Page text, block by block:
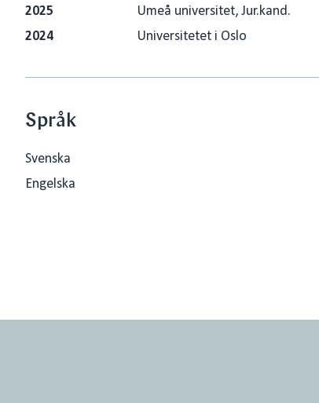
2025
Umeå universitet, Jur.kand.
2024
Universitetet i Oslo
Språk
Svenska
Engelska